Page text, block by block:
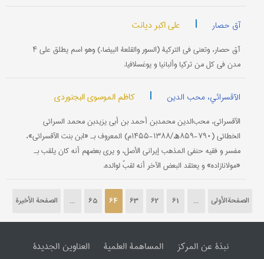
آق حصار | علی اکبر دیانت
آق ‌حصار، وتعني في الترکیة (السور والقلعة البیضاء) وهو اسم یطلق علی ۴
مدن في کل من ترکیا وألبانیا و یوغسلافیا.
الآقسرائي، محب الدین | کاظم الموسوي البجنوردي
الآقسرائي، محب‌الدین محمدبن أحمد بن أبي یزیدبن محمد السرائي
الخطائي (۷۹۰-۸۵۹ھ/۱۳۸۸-۱۴۵۵م) المعروف بـ «ابن بنت الآقسرائي»،
مفسر و فقیه حنفي المذهب إیراني الأصل، و یری بعضهم أنه کان یلقب بـ
«مولانازاده» و یعتقد البعض الآخر أنه لقبٌ لوالده.
الصفحةالأولی ...
61
62
63
64
65
... الصفحة الأخیرة
نبذة عن المرکز المساهمة العلمیة العناوین الجدیدة